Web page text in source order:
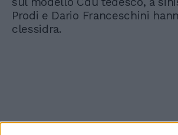
Prodi e Dario Franceschini
clessidra.